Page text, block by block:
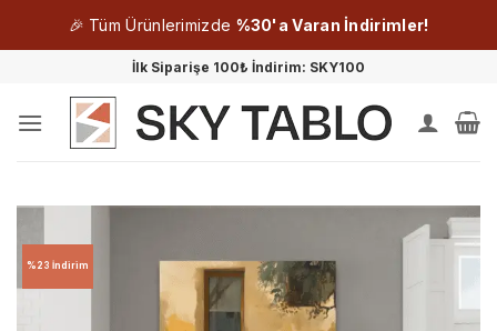
🎉 Tüm Ürünlerimizde %30'a Varan İndirimler!
İlk Siparişe 100₺ İndirim: SKY100
%23 İndirim